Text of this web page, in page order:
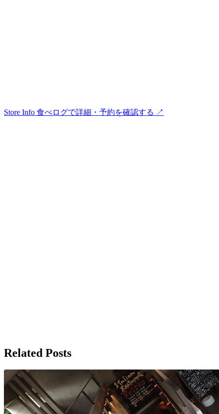
Store Info 食べログで詳細・予約を確認する ↗︎
Related Posts